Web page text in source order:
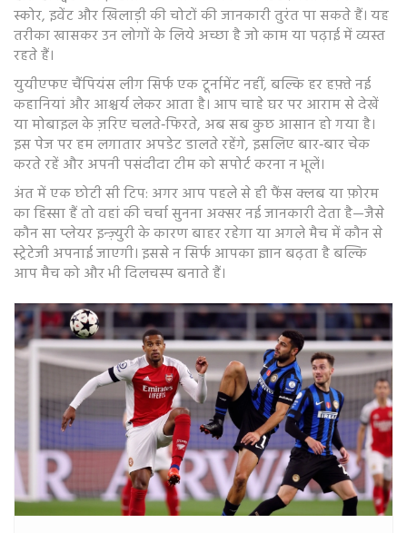
स्कोर, इवेंट और खिलाड़ी की चोटों की जानकारी तुरंत पा सकते हैं। यह
तरीका खासकर उन लोगों के लिये अच्छा है जो काम या पढ़ाई में व्यस्त
रहते हैं।
युयीएफए चैंपियंस लीग सिर्फ एक टूर्नामेंट नहीं, बल्कि हर हफ़्ते नई
कहानियां और आश्चर्य लेकर आता है। आप चाहे घर पर आराम से देखें
या मोबाइल के ज़रिए चलते‑फिरते, अब सब कुछ आसान हो गया है।
इस पेज पर हम लगातार अपडेट डालते रहेंगे, इसलिए बार‑बार चेक
करते रहें और अपनी पसंदीदा टीम को सपोर्ट करना न भूलें।
अंत में एक छोटी सी टिप: अगर आप पहले से ही फैंस क्लब या फ़ोरम
का हिस्सा हैं तो वहां की चर्चा सुनना अक्सर नई जानकारी देता है—जैसे
कौन सा प्लेयर इन्ज़्युरी के कारण बाहर रहेगा या अगले मैच में कौन से
स्ट्रेटेजी अपनाई जाएगी। इससे न सिर्फ आपका ज्ञान बढ़ता है बल्कि
आप मैच को और भी दिलचस्प बनाते हैं।